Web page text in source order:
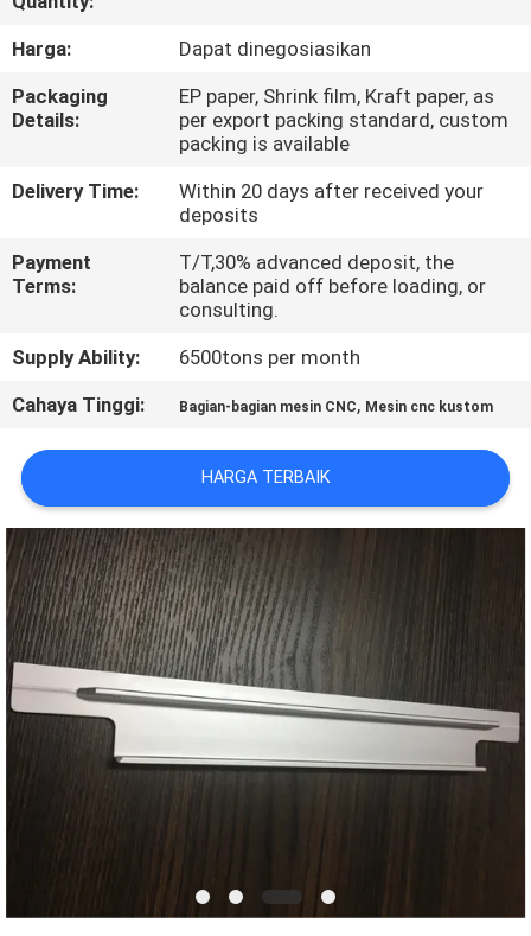
PABRIK
KONTROL
KUALITAS
HUBUNGI
KAMI
PERMINTAAN
PENAWARAN
SITEMAP
PRIVACY
POLICY
Harga:
Dapat dinegosiasikan
Packaging
Details:
EP paper, Shrink film, Kraft paper, as
per export packing standard, custom
packing is available
Delivery Time:
Within 20 days after received your
deposits
Payment
Terms:
T/T,30% advanced deposit, the
balance paid off before loading, or
consulting.
Supply Ability:
6500tons per month
Cahaya Tinggi:
Bagian-bagian mesin CNC, Mesin cnc kustom
HARGA TERBAIK